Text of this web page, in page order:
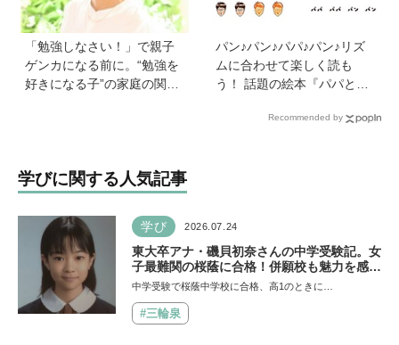
「勉強しなさい！」で親子
ゲンカになる前に。“勉強を
好きになる子”の家庭の関わ
パン♪パン♪パパ♪パン♪リズ
ムに合わせて楽しく読も
う！ 話題の絵本『パパとパ
ット・サニーブックスさん
Recommended by
学びに関する人気記事
学び 2026.07.24
東大卒アナ・磯貝初奈さんの中学受験記。女
子最難関の桜蔭に合格！併願校も魅力を感じ
た渋渋に。母親の声かけは「睡眠が何より大
中学受験で桜蔭中学校に合格、高1のときに…
#三輪泉